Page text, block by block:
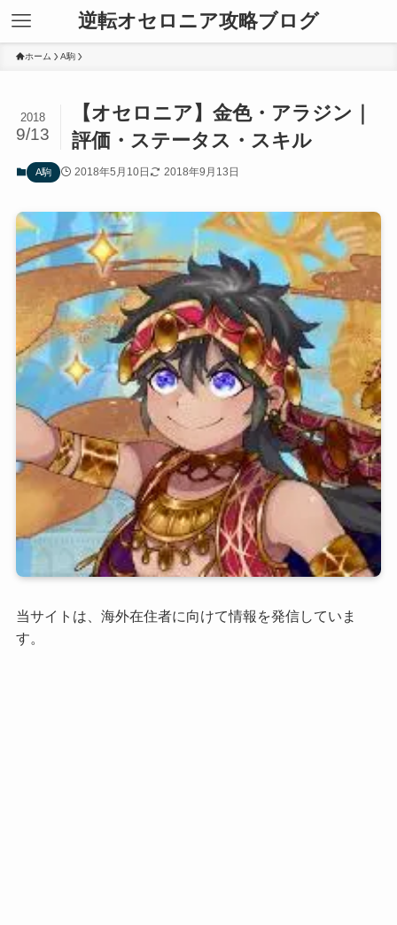
逆転オセロニア攻略ブログ
ホーム A駒
【オセロニア】金色・アラジン｜
評価・ステータス・スキル
2018
9/13
A駒 2018年5月10日 2018年9月13日
当サイトは、海外在住者に向けて情報を発信していま
す。